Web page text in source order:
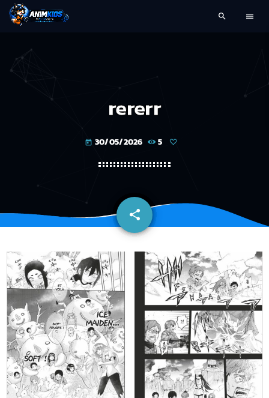
search menu
rererr
today 30/05/2026 5
share
email